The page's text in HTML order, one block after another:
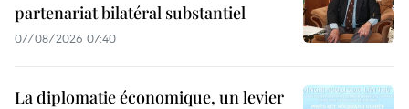
partenariat bilatéral substantiel
07/08/2026 07:40
La diplomatie économique, un levier